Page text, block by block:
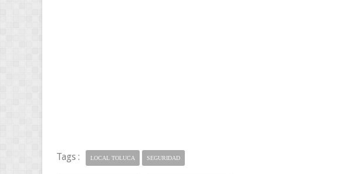
Tags : LOCAL TOLUCA SEGURIDAD